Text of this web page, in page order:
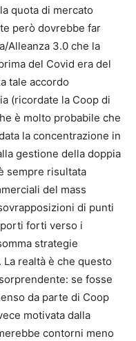
quota di mercato
però dovrebbe far
Alleanza 3.0 che la
del Covid era del
tale accordo
(ricordate la Coop di
è molto probabile che
la concentrazione in
gestione della doppia
sempre risultata
del mass
di punti
forti verso i
strategie
realtà è che questo
se fosse
da parte di Coop
motivata dalla
contorni meno